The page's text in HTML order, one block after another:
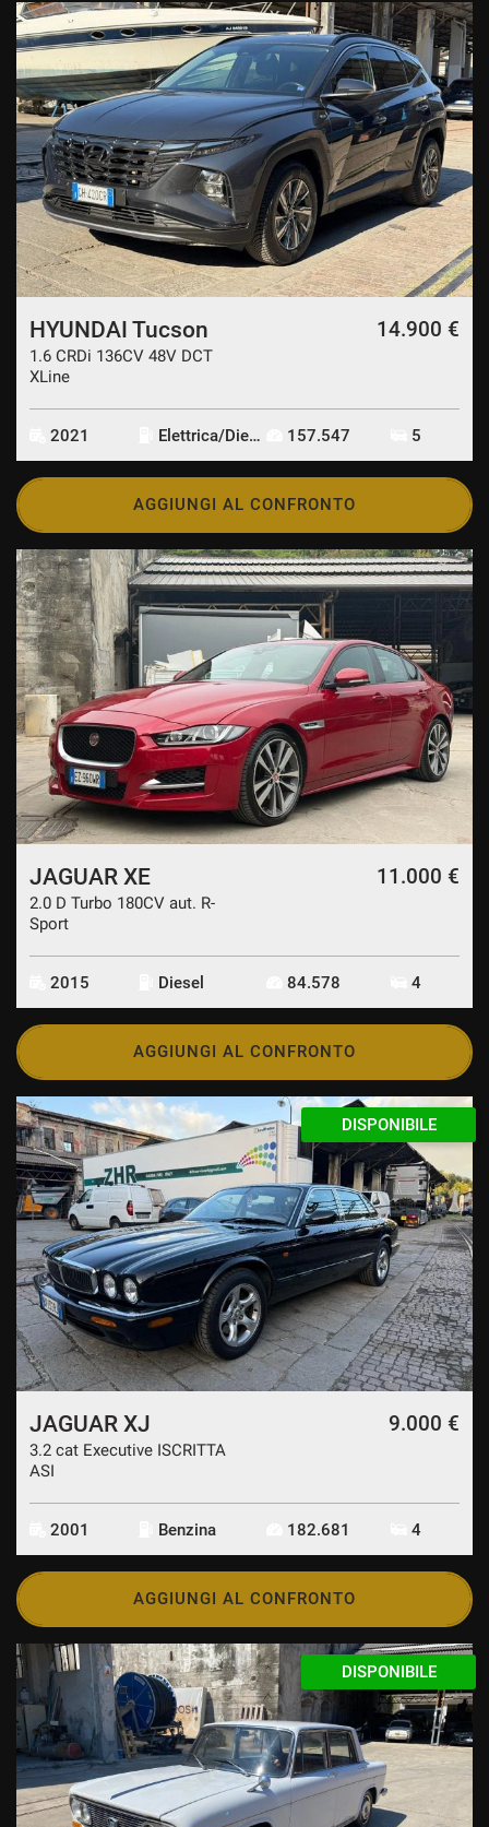
HYUNDAI Tucson
1.6 CRDi 136CV 48V DCT
XLine
14.900 €
2021 Elettrica/Diesel 157.547 5
AGGIUNGI AL CONFRONTO
JAGUAR XE
2.0 D Turbo 180CV aut. R-
Sport
11.000 €
2015 Diesel 84.578 4
AGGIUNGI AL CONFRONTO
DISPONIBILE
JAGUAR XJ
3.2 cat Executive ISCRITTA
ASI
9.000 €
2001 Benzina 182.681 4
AGGIUNGI AL CONFRONTO
DISPONIBILE